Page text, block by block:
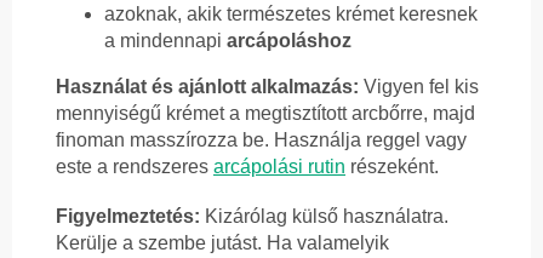
azoknak, akik természetes krémet keresnek
a mindennapi arcápoláshoz
Használat és ajánlott alkalmazás: Vigyen fel kis
mennyiségű krémet a megtisztított arcbőrre, majd
finoman masszírozza be. Használja reggel vagy
este a rendszeres arcápolási rutin részeként.
Figyelmeztetés: Kizárólag külső használatra.
Kerülje a szembe jutást. Ha valamelyik